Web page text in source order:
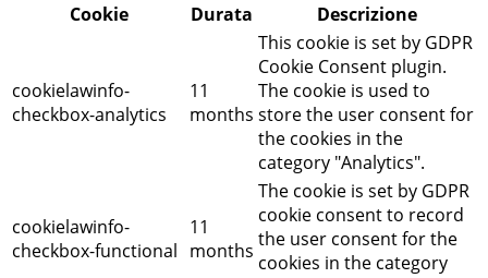
Cookie
Durata Descrizione
cookielawinfo-
checkbox-analytics
11
months
This cookie is set by GDPR
Cookie Consent plugin.
The cookie is used to
store the user consent for
the cookies in the
category "Analytics".
cookielawinfo-
checkbox-functional
11
months
The cookie is set by GDPR
cookie consent to record
the user consent for the
cookies in the category